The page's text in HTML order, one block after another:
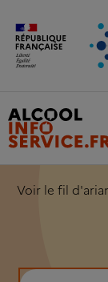
Aller au
Voir le fil